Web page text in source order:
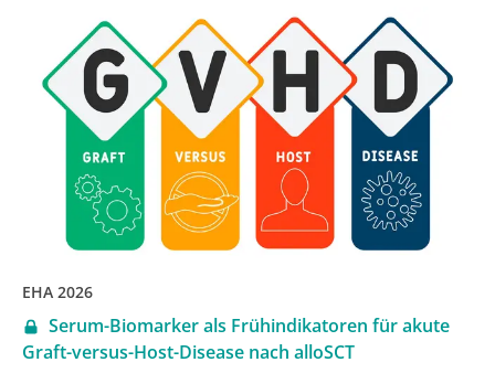
EHA 2026
Serum-Biomarker als Frühindikatoren für akute
Graft-versus-Host-Disease nach alloSCT